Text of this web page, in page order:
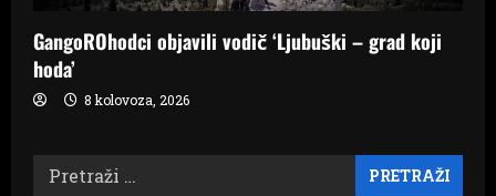
GangoROhodci objavili vodič ‘Ljubuški – grad koji
hoda’
8 kolovoza, 2026
Pretraži: